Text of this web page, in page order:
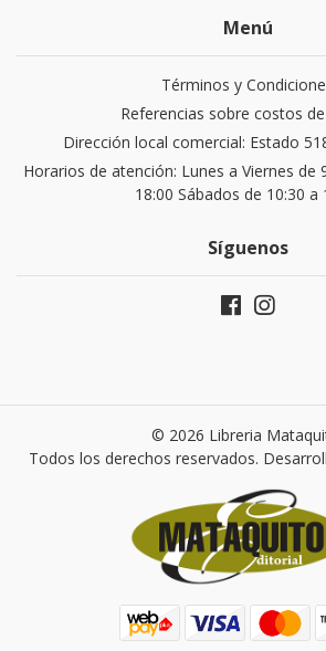
Menú
Términos y
Referencias sobre costos
Dirección local comercial: Estado
Horarios de atención: Lunes a Viernes de
18:00 Sábados de 10:30 a
Síguenos
© 2026 Libreria
Todos los derechos reservados.